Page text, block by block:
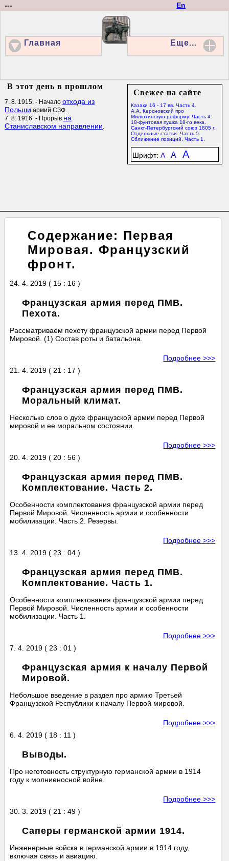
En
---
Главная Еще...
Свежее на сайте
Казаки 16 - 17 вв. Часть 4.
А.А. Керсновский про
Милютинскую реформу. Часть 4.
18-фунтовая пушка 18-го века.
Санкт-Петербургский союз 1805 г.
Отдельные статьи. Часть 5.
Сближение позиций. Часть 1.
Шрифт: A A A
В этот день в прошлом
7. 8. 1915. - Начало отхода из
Польши армий СЗФ.
7. 8. 1916. - Прорыв на
Станиславском направлении.
Содержание: Первая
Мировая. Французский
фронт.
24. 4. 2019 ( 15 : 16 )
Французская армия перед ПМВ.
Пехота.
Рассматриваем пехоту французской армии перед Первой
Мировой. (1) Состав роты и батальона.
Подробнее >>>
21. 4. 2019 ( 21 : 17 )
Французская армия перед ПМВ.
Моральный климат.
Несколько слов о духе французской армии перед Первой
мировой и ее моральном состоянии.
Подробнее >>>
20. 4. 2019 ( 20 : 56 )
Французская армия перед ПМВ.
Комплектование. Часть 2.
Особенности комплектования французской армии перед
Первой Мировой. Численность армии и особенности
мобилизации. Часть 2. Резервы.
Подробнее >>>
13. 4. 2019 ( 23 : 04 )
Французская армия перед ПМВ.
Комплектование. Часть 1.
Особенности комплектования французской армии перед
Первой Мировой. Численность армии и особенности
мобилизации. Часть 1.
Подробнее >>>
7. 4. 2019 ( 23 : 01 )
Французская армия к началу Первой
Мировой.
Небольшое введение в раздел про армию Третьей
Французской Республики к началу Первой мировой.
Подробнее >>>
6. 4. 2019 ( 18 : 11 )
Выводы.
Про неготовность структурную германской армии в 1914
году к молниеносной войне.
Подробнее >>>
30. 3. 2019 ( 21 : 49 )
Саперы германской армии 1914.
Инженерные войска в германской армии в 1914 году,
включая связь и авиацию.